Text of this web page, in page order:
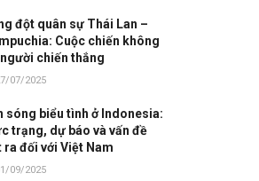
đột quân sự Thái Lan –
Cuộc chiến không
chiến thắng
07/2025
sóng biểu tình ở Indonesia:
trạng, dự báo và vấn đề
ra đối với Việt Nam
09/2025